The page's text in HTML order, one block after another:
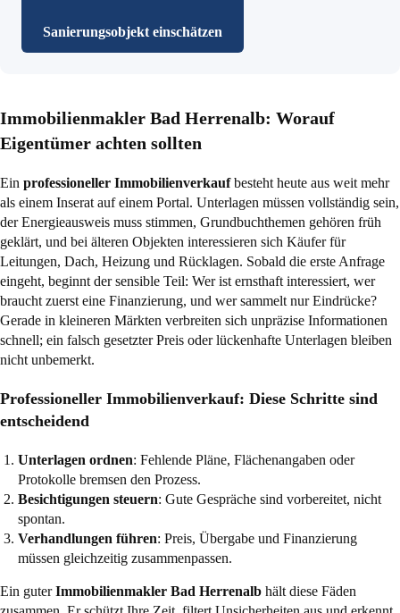
Sanierungsobjekt einschätzen
Immobilienmakler Bad Herrenalb: Worauf
Eigentümer achten sollten
Ein professioneller Immobilienverkaufbesteht heute aus weit mehr
als einem Inserat auf einem Portal. Unterlagen müssen vollständig sein,
der Energieausweis muss stimmen, Grundbuchthemen gehören früh
geklärt, und bei älteren Objekten interessieren sich Käufer für
Leitungen, Dach, Heizung und Rücklagen. Sobald die erste Anfrage
eingeht, beginnt der sensible Teil: Wer ist ernsthaft interessiert, wer
braucht zuerst eine Finanzierung, und wer sammelt nur Eindrücke?
Gerade in kleineren Märkten verbreiten sich unpräzise Informationen
schnell; ein falsch gesetzter Preis oder lückenhafte Unterlagen bleiben
nicht unbemerkt.
Professioneller Immobilienverkauf: Diese Schritte sind
entscheidend
Unterlagen ordnen: Fehlende Pläne, Flächenangaben oder
Protokolle bremsen den Prozess.
Besichtigungen steuern: Gute Gespräche sind vorbereitet, nicht
spontan.
Verhandlungen führen: Preis, Übergabe und Finanzierung
müssen gleichzeitig zusammenpassen.
Ein guterImmobilienmakler Bad Herrenalb hält diese Fäden